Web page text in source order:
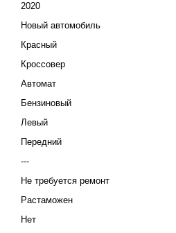
2020
Новый автомобиль
Красный
Кроссовер
Автомат
Бензиновый
Левый
Передний
---
Не требуется ремонт
Растаможен
Нет